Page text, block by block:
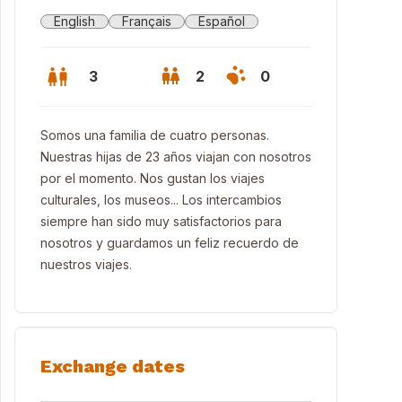
English Français Español
3 2 0
Somos una familia de cuatro personas.
Nuestras hijas de 23 años viajan con nosotros
por el momento. Nos gustan los viajes
culturales, los museos... Los intercambios
siempre han sido muy satisfactorios para
nosotros y guardamos un feliz recuerdo de
nuestros viajes.
Exchange dates